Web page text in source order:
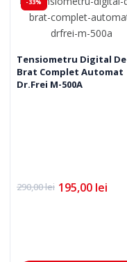
-33%
Tensiometru Digital De
Brat Complet Automat
Dr.Frei M-500A
290,00lei
Prețul 195,00 lei
Prețul